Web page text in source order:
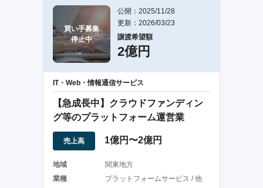
買い手募集
停止中
公開：2025/11/28
更新：2026/03/23
譲渡希望額
2億円
IT・Web・情報通信サービス
【急成長中】クラウドファンディン
グ等のプラットフォーム運営業
売上高 1億円〜2億円
地域
関東地方
業種
プラットフォームサービス / 他